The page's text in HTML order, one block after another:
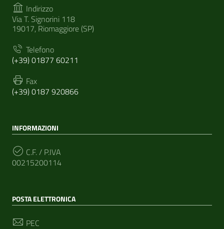
Indirizzo
Via T. Signorini 118
19017, Riomaggiore (SP)
Telefono
(+39) 01877 60211
Fax
(+39) 0187 920866
INFORMAZIONI
C.F. / P.IVA
00215200114
POSTA ELETTRONICA
PEC